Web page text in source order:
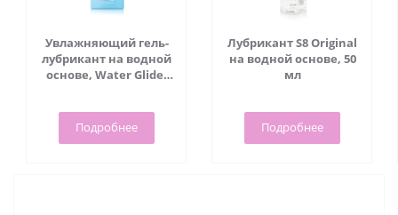
Увлажняющий гель-
лубрикант на водной
основе, Water Glide,
Подробнее
Лубрикант S8 Original
на водной основе, 50
мл
Подробнее